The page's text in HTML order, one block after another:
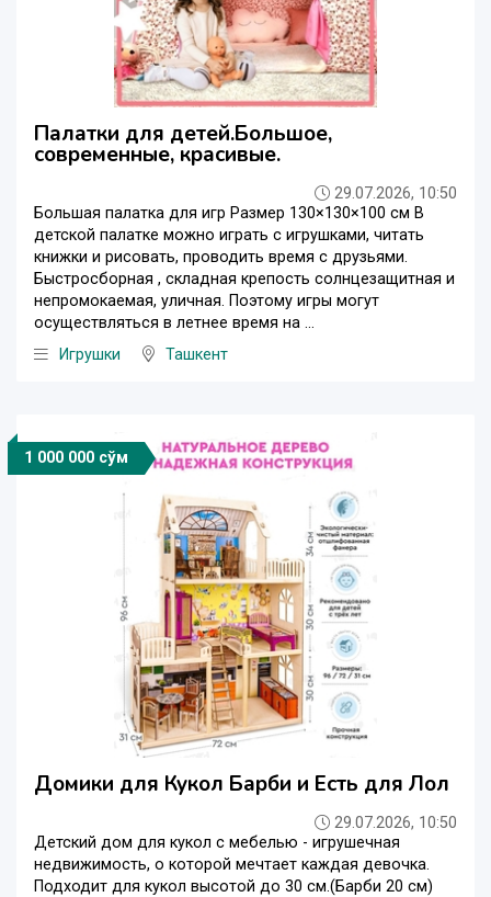
Палатки для детей.Большое,
современные, красивые.
29.07.2026, 10:50
Большая палатка для игр Размер 130×130×100 см В
детской палатке можно играть с игрушками, читать
книжки и рисовать, проводить время с друзьями.
Быстросборная , складная крепость солнцезащитная и
непромокаемая, уличная. Поэтому игры могут
осуществляться в летнее время на ...
Игрушки
Ташкент
1 000 000 сўм
Домики для Кукол Барби и Есть для Лол
29.07.2026, 10:50
Детский дом для кукол с мебелью - игрушечная
недвижимость, о которой мечтает каждая девочка.
Подходит для кукол высотой до 30 см.(Барби 20 см)